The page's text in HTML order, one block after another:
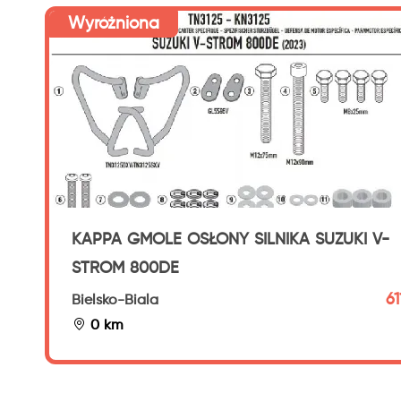
Wyróżniona
KAPPA GMOLE OSŁONY SILNIKA SUZUKI V-
STROM 800DE
Bielsko-Biala
0 km